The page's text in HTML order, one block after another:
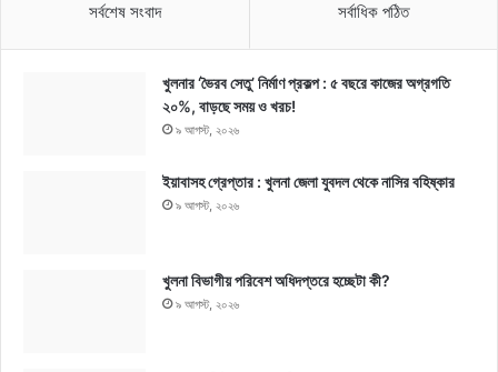
সর্বশেষ সংবাদ সর্বাধিক পঠিত
খুলনার ‘ভৈরব সেতু’ নির্মাণ প্রকল্প : ৫ বছরে কাজের অগ্রগতি
২০%, বাড়ছে সময় ও খরচ!
৯ আগস্ট, ২০২৬
ইয়াবাসহ গ্রেপ্তার : খুলনা জেলা যুবদল থেকে নাসির বহিষ্কার
৯ আগস্ট, ২০২৬
খুলনা বিভাগীয় পরিবেশ অধিদপ্তরে হচ্ছেটা কী?
৯ আগস্ট, ২০২৬